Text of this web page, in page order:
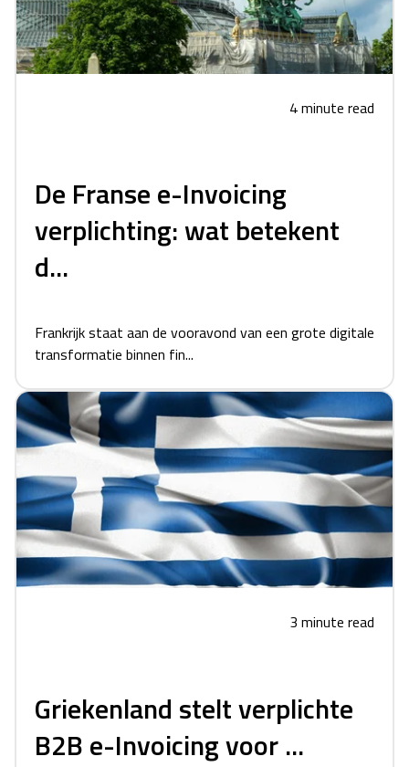
4 minute read
De Franse e-Invoicing
verplichting: wat betekent
d...
Frankrijk staat aan de vooravond van een grote digitale
transformatie binnen fin...
3 minute read
Griekenland stelt verplichte
B2B e-Invoicing voor ...